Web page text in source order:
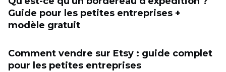
Guide pour les petites entreprises +
modèle gratuit
Comment vendre sur Etsy : guide complet
pour les petites entreprises